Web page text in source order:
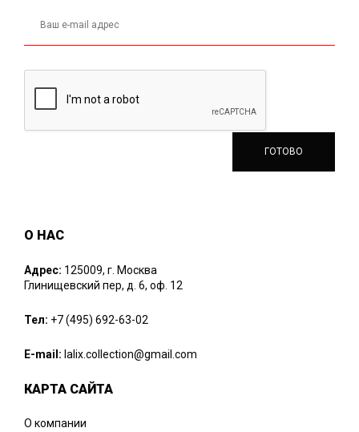
О НАС
Адрес: 125009, г. Москва
Глинищевский пер, д. 6, оф. 12
Тел: +7 (495) 692-63-02
E-mail: lalix.collection@gmail.com
КАРТА САЙТА
О компании